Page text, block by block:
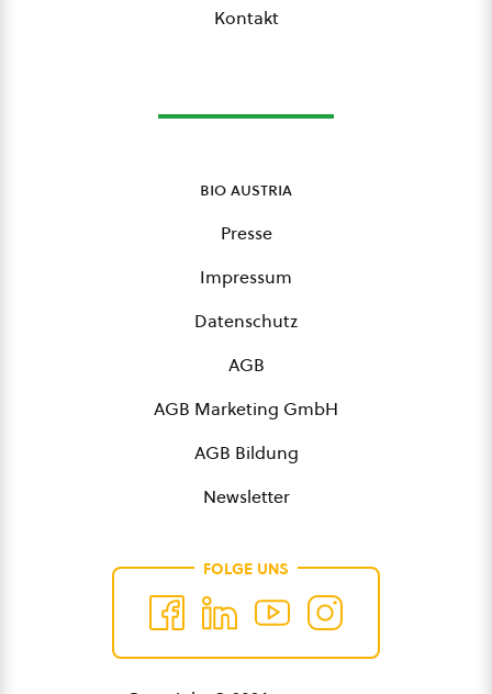
Kontakt
bio austria
Presse
Impressum
Datenschutz
AGB
AGB Marketing GmbH
AGB Bildung
Newsletter
FOLGE UNS